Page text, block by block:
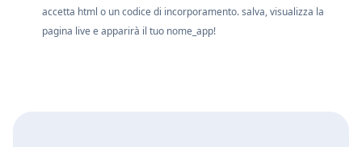
accetta html o un codice di incorporamento. salva, visualizza la
pagina live e apparirà il tuo nome_app!